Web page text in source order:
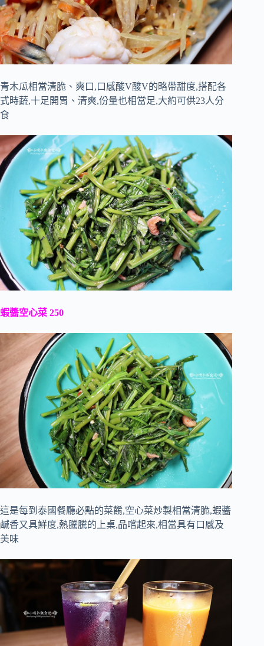
青木瓜相當清脆、爽口,口感酸V酸V的略帶甜度,搭配各
式時蔬,十足開胃、清爽,份量也相當足,大約可供23人分
食
蝦醬空心菜 250
這是每到泰國餐廳必點的菜餚,空心菜炒製相當清脆,蝦醬
鹹香又具鮮度,熱騰騰的上桌,品嚐起來,相當具有口感及
美味